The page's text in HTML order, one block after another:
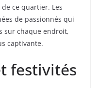
ce quartier. Les
de passionnés qui
sur chaque endroit,
captivante.
festivités